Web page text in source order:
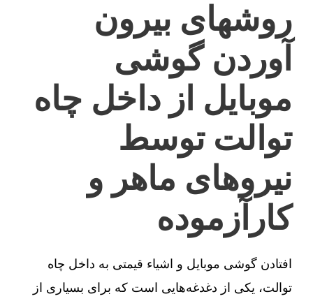
روشهای بیرون
آوردن گوشی
موبایل از داخل چاه
توالت توسط
نیروهای ماهر و
کارآزموده
افتادن گوشی موبایل و اشیاء قیمتی به داخل چاه
توالت، یکی از دغدغه‌هایی است که برای بسیاری از